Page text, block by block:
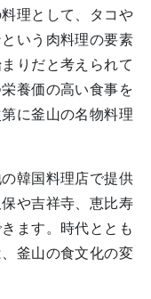
理として、タコや
いう肉料理の要素
りだと考えられて
養価の高い食事を
に釜山の名物料理
韓国料理店で提供
や吉祥寺、恵比寿
ます。時代ととも
釜山の食文化の変